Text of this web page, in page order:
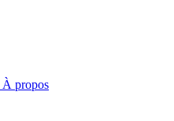
À propos